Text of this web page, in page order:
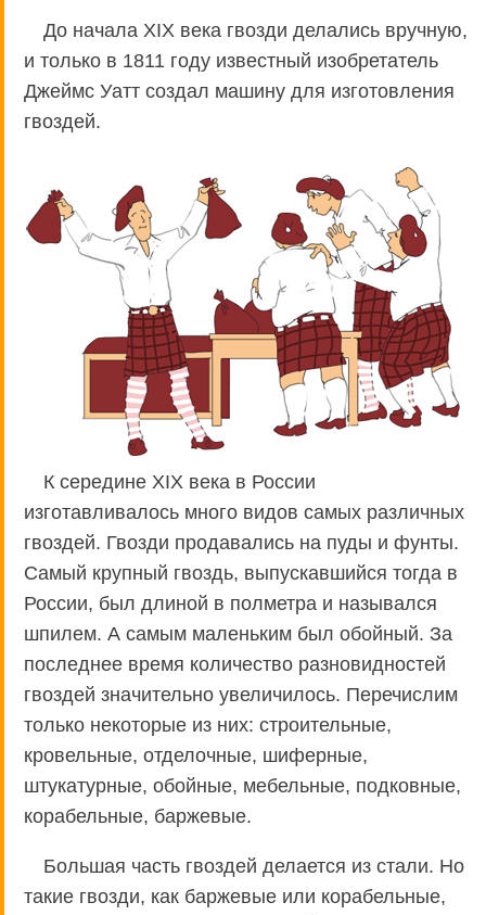
До начала XIX века гвозди делались вручную,
и только в 1811 году известный изобретатель
Джеймс Уатт создал машину для изготовления
гвоздей.
К середине XIX века в России
изготавливалось много видов самых различных
гвоздей. Гвозди продавались на пуды и фунты.
Самый крупный гвоздь, выпускавшийся тогда в
России, был длиной в полметра и назывался
шпилем. А самым маленьким был обойный. За
последнее время количество разновидностей
гвоздей значительно увеличилось. Перечислим
только некоторые из них: строительные,
кровельные, отделочные, шиферные,
штукатурные, обойные, мебельные, подковные,
корабельные, баржевые.
Большая часть гвоздей делается из стали. Но
такие гвозди, как баржевые или корабельные,